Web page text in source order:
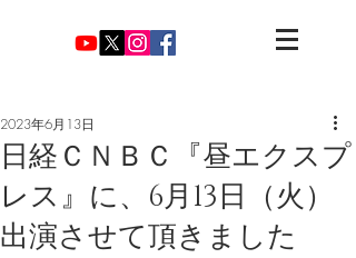
日経ＣＮＢＣ『昼エクスプ
レス』に、6月13日（火）
出演させて頂きました
2023年6月13日